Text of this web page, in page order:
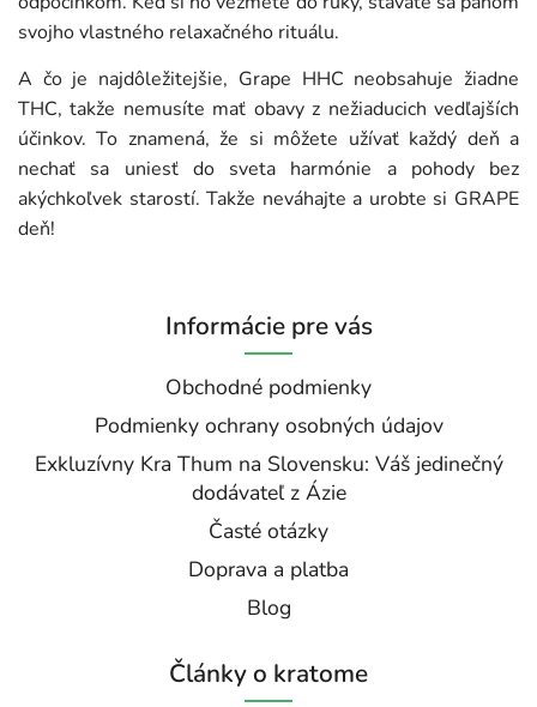
svojho vlastného relaxačného rituálu.
A čo je najdôležitejšie, Grape HHC neobsahuje žiadne
THC, takže nemusíte mať obavy z nežiaducich vedľajších
účinkov. To znamená, že si môžete užívať každý deň a
nechať sa uniesť do sveta harmónie a pohody bez
akýchkoľvek starostí. Takže neváhajte a urobte si GRAPE
deň!
Informácie pre vás
Obchodné podmienky
Podmienky ochrany osobných údajov
Exkluzívny Kra Thum na Slovensku: Váš jedinečný
dodávateľ z Ázie
Časté otázky
Doprava a platba
Blog
Články o kratome